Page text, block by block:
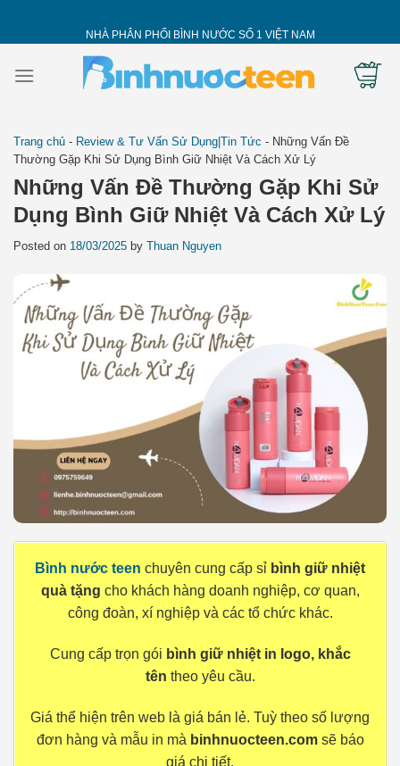
NHÀ PHÂN PHỐI BÌNH NƯỚC SỐ 1 VIỆT NAM
Trang chủ - Review & Tư Vấn Sử Dụng|Tin Tức - Những Vấn Đề
Thường Gặp Khi Sử Dụng Bình Giữ Nhiệt Và Cách Xử Lý
Những Vấn Đề Thường Gặp Khi Sử
Dụng Bình Giữ Nhiệt Và Cách Xử Lý
Posted on 18/03/2025 by Thuan Nguyen
Bình nước teen chuyên cung cấp sỉ bình giữ nhiệt
quà tặng cho khách hàng doanh nghiệp, cơ quan,
công đoàn, xí nghiệp và các tổ chức khác.
Cung cấp trọn gói bình giữ nhiệt in logo, khắc
tên theo yêu cầu.
Giá thể hiện trên web là giá bán lẻ. Tuỳ theo số lượng
đơn hàng và mẫu in mà binhnuocteen.comsẽ báo
giá chi tiết.